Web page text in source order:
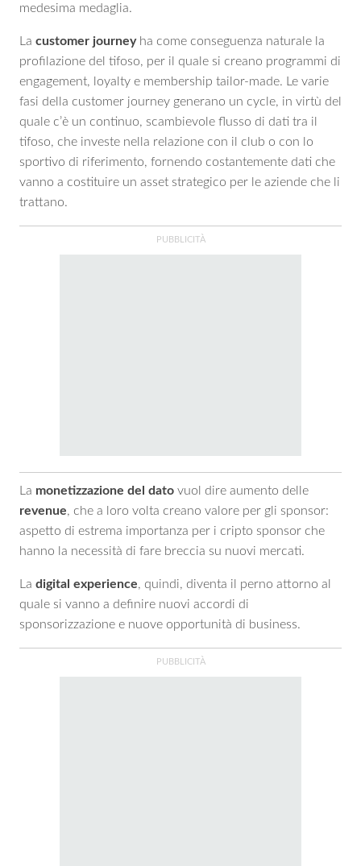
medesima medaglia.
La customer journeyha come conseguenza naturale la
profilazione del tifoso, per il quale si creano programmi di
engagement, loyalty e membership tailor-made. Le varie
fasi della customer journey generano un cycle, in virtù del
quale c’è un continuo, scambievole flusso di dati tra il
tifoso, che investe nella relazione con il club o con lo
sportivo di riferimento, fornendo costantemente dati che
vanno a costituire un asset strategico per le aziende che li
trattano.
La monetizzazione del dato vuol dire aumento delle
revenue, che a loro volta creano valore per gli sponsor:
aspetto di estrema importanza per i cripto sponsor che
hanno la necessità di fare breccia su nuovi mercati.
La digital experience, quindi, diventa il perno attorno al
quale si vanno a definire nuovi accordi di
sponsorizzazione e nuove opportunità di business.